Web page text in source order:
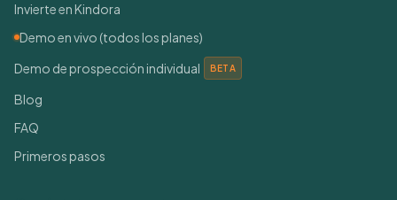
Invierte en Kindora
Demo en vivo (todos los planes)
Demo de prospección individual
BETA
Blog
FAQ
Primeros pasos